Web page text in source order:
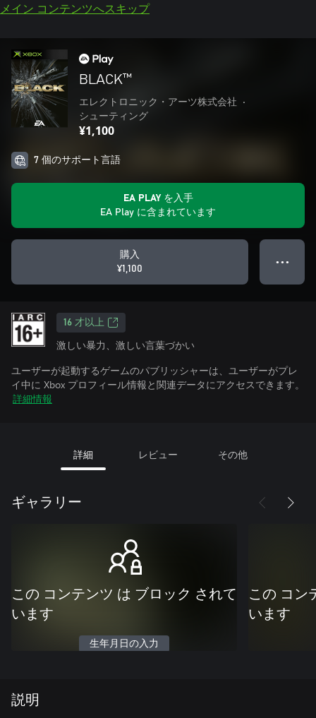
メイン コンテンツへスキップ
BLACK™
エレクトロニック・アーツ株式会社
•
シューティング
¥1,100
7 個のサポート言語
EA PLAY を入手
EA Play に含まれています
購入
¥1,100
● ● ●
16 才以上
激しい暴力、激しい言葉づかい
ユーザーが起動するゲームのパブリッシャーは、ユーザーがプレ
イ中に Xbox プロフィール情報と関連データにアクセスできます。
詳細情報
詳細 レビュー その他
ギャラリー
この コンテンツ は ブロック されて
います
生年月日の入力
この コン
います
説明